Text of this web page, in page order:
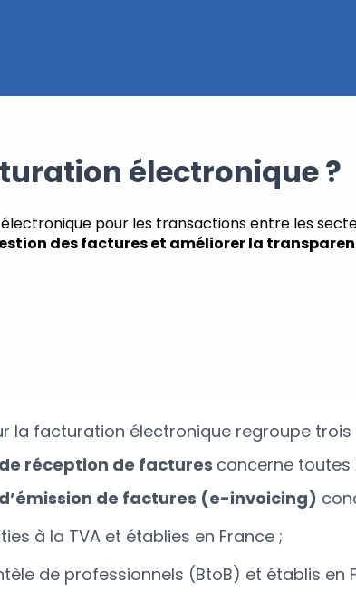
électronique ?
pour les transactions entre les
des factures et améliorer la
la facturation électronique regroupe
réception de factures concerne toutes
de factures (e-invoicing)
à la TVA et établies en France ;
de professionnels (BtoB) et établis en